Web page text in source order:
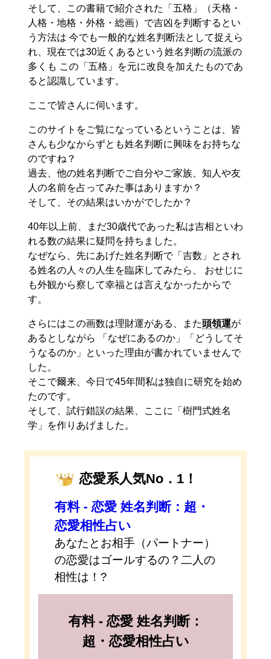
そして、この書籍で紹介された「五格」（天格・
人格・地格・外格・総画）で吉凶を判断するとい
う方法は 今でも一般的な姓名判断法として捉えら
れ、現在では30近くあるという姓名判断の流派の
多くも この「五格」を元に改良を加えたものであ
ると認識しています。
ここで皆さんに伺います。
このサイトをご覧になっているということは、皆
さんも少なからずとも姓名判断に興味をお持ちな
のですね？
過去、他の姓名判断でご自分やご家族、知人や友
人の名前を占ってみた事はありますか？
そして、その結果はいかがでしたか？
40年以上前、まだ30歳代であった私は吉相といわ
れる数の結果に疑問を持ちました。
なぜなら、先にあげた姓名判断で「吉数」とされ
る姓名の人々の人生を臨床してみたら、 おせじに
も外観から察して幸福とは言えなかったからで
す。
さらにはこの画数は理財運がある、また頭領運が
あるとしながら 「なぜにあるのか」「どうしてそ
うなるのか」といった理由が書かれていませんで
した。
そこで爾来、今日で45年間私は独自に研究を始め
たのです。
そして、試行錯誤の結果、ここに「樹門式姓名
学」を作りあげました。
恋愛系人気No．1！
有料 - 恋愛 姓名判断：超・
恋愛相性占い
あなたとお相手（パートナー）
の恋愛はゴールするの？二人の
相性は！?
有料 - 恋愛 姓名判断：
超・恋愛相性占い